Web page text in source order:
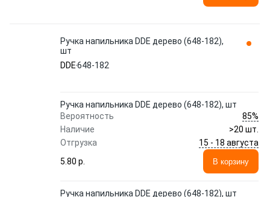
Ручка напильника DDE дерево (648-182),
шт
DDE648-182
Ручка напильника DDE дерево (648-182), шт
Вероятность
85%
Наличие
>20 шт.
Отгрузка
15 - 18 августа
5.80 p.
В корзину
Ручка напильника DDE дерево (648-182), шт